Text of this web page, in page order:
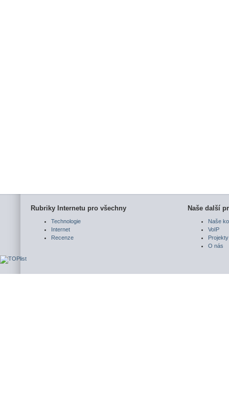
Rubriky Internetu pro všechny
Technologie
Internet
Recenze
Naše další
Naše
VoIP
Projekty
O nás